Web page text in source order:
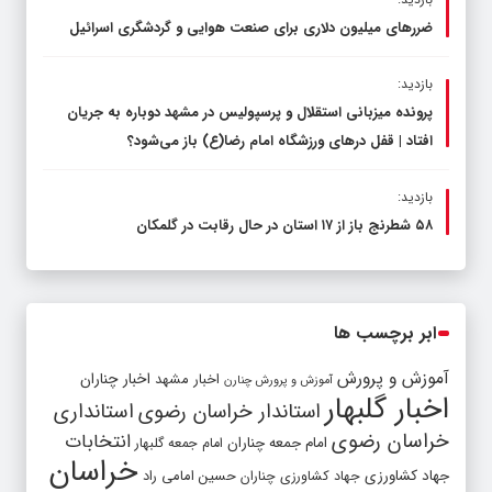
ضررهای میلیون دلاری برای صنعت هوایی و گردشگری اسرائیل
بازدید:
پرونده میزبانی استقلال و پرسپولیس در مشهد دوباره به جریان
افتاد | قفل در‌های ورزشگاه امام رضا(ع) باز می‌شود؟
بازدید:
۵۸ شطرنج‌ باز از ۱۷ استان در حال رقابت در گلمکان
ابر برچسب ها
آموزش و پرورش آموزش و پرورش چنارن اخبار مشهد اخبار چناران
اخبار گلبهار استاندار خراسان رضویاستانداری
خراسان رضوی امام جمعه چناران امام جمعه گلبهار انتخابات
جهاد کشاورزی جهاد کشاورزی چناران حسین امامی راد خراسان